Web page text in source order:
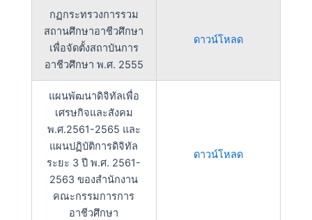
กฏกระทรวงการรวม
สถานศึกษาอาชีวศึกษา
เพื่อจัดตั้งสถาบันการ
อาชีวศึกษา พ.ศ. 2555
ดาวน์โหลด
แผนพัฒนาดิจิทัลเพื่อ
เศรษกิจและสังคม
พ.ศ.2561-2565 และ
แผนปฏิบัติการดิจิทัล
ระยะ 3 ปี พ.ศ. 2561-
2563 ของสำนักงาน
คณะกรรมการการ
อาชีวศึกษา
ดาวน์โหลด